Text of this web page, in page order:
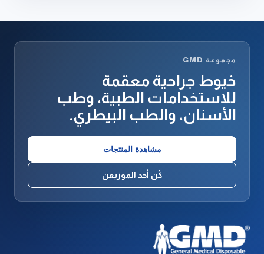
مجموعة GMD
خيوط جراحية معقمة
للاستخدامات الطبية، وطب
الأسنان، والطب البيطري.
مشاهدة المنتجات
كُن أحد الموزيعن